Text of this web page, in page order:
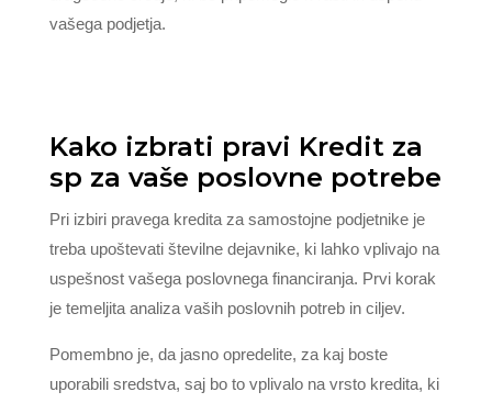
vašega podjetja.
Kako izbrati pravi Kredit za
sp za vaše poslovne potrebe
Pri izbiri pravega kredita za samostojne podjetnike je
treba upoštevati številne dejavnike, ki lahko vplivajo na
uspešnost vašega poslovnega financiranja. Prvi korak
je temeljita analiza vaših poslovnih potreb in ciljev.
Pomembno je, da jasno opredelite, za kaj boste
uporabili sredstva, saj bo to vplivalo na vrsto kredita, ki